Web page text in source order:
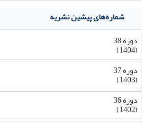
شماره‌های پیشین نشریه
دوره 38
(1404)
دوره 37
(1403)
دوره 36
(1402)